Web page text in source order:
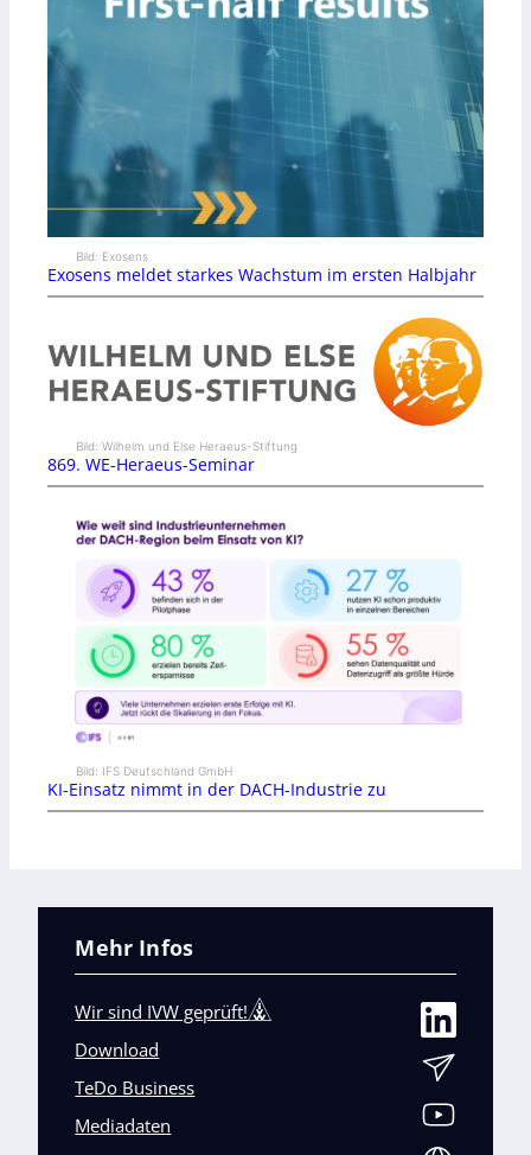
Bild: Exosens
Exosens meldet starkes Wachstum im ersten Halbjahr
Bild: Wilhelm und Else Heraeus-Stiftung
869. WE-Heraeus-Seminar
Bild: IFS Deutschland GmbH
KI-Einsatz nimmt in der DACH-Industrie zu
Mehr Infos
Wir sind IVW geprüft!
Download
TeDo Business
Mediadaten